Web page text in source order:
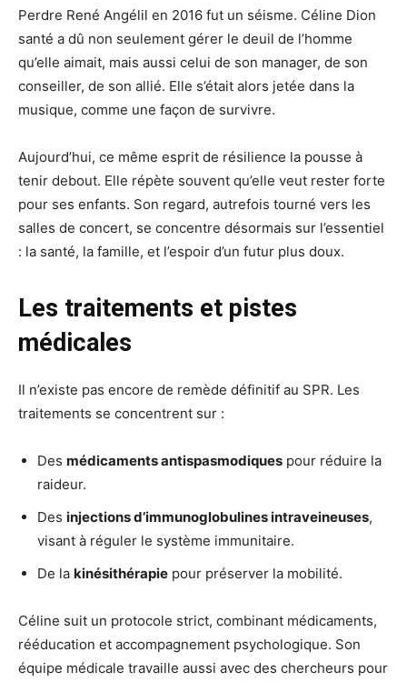
Perdre René Angélil en 2016 fut un séisme. Céline Dion
santé a dû non seulement gérer le deuil de l’homme
qu’elle aimait, mais aussi celui de son manager, de son
conseiller, de son allié. Elle s’était alors jetée dans la
musique, comme une façon de survivre.
Aujourd’hui, ce même esprit de résilience la pousse à
tenir debout. Elle répète souvent qu’elle veut rester forte
pour ses enfants. Son regard, autrefois tourné vers les
salles de concert, se concentre désormais sur l’essentiel
: la santé, la famille, et l’espoir d’un futur plus doux.
Les traitements et pistes
médicales
Il n’existe pas encore de remède définitif au SPR. Les
traitements se concentrent sur :
Des médicaments antispasmodiques pour réduire la
raideur.
Des injections d’immunoglobulines intraveineuses,
visant à réguler le système immunitaire.
De la kinésithérapie pour préserver la mobilité.
Céline suit un protocole strict, combinant médicaments,
rééducation et accompagnement psychologique. Son
équipe médicale travaille aussi avec des chercheurs pour